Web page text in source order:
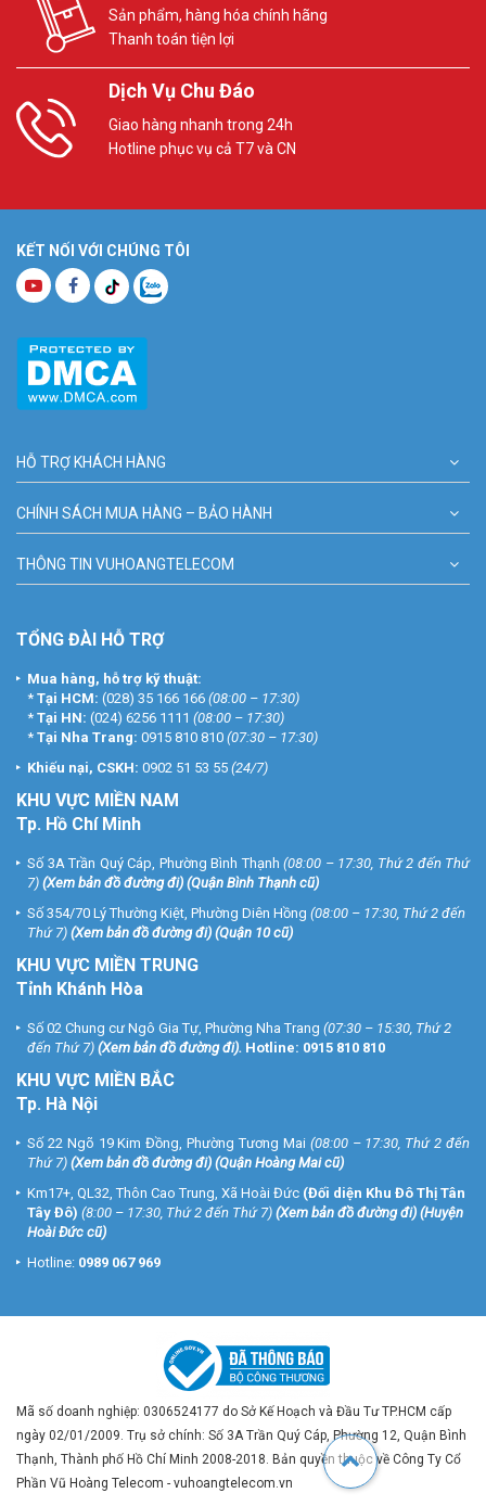
Sản phẩm, hàng hóa chính hãng
Thanh toán tiện lợi
Dịch Vụ Chu Đáo
Giao hàng nhanh trong 24h
Hotline phục vụ cả T7 và CN
KẾT NỐI VỚI CHÚNG TÔI
HỖ TRỢ KHÁCH HÀNG
CHÍNH SÁCH MUA HÀNG – BẢO HÀNH
THÔNG TIN VUHOANGTELECOM
TỔNG ĐÀI HỖ TRỢ
Mua hàng, hỗ trợ kỹ thuật:
* Tại HCM: (028) 35 166 166 (08:00 – 17:30)
* Tại HN: (024) 6256 1111 (08:00 – 17:30)
* Tại Nha Trang: 0915 810 810 (07:30 – 17:30)
Khiếu nại, CSKH: 0902 51 53 55 (24/7)
KHU VỰC MIỀN NAM
Tp. Hồ Chí Minh
Số 3A Trần Quý Cáp, Phường Bình Thạnh (08:00 – 17:30, Thứ 2 đến Thứ
7) (Xem bản đồ đường đi) (Quận Bình Thạnh cũ)
Số 354/70 Lý Thường Kiệt, Phường Diên Hồng (08:00 – 17:30, Thứ 2 đến
Thứ 7) (Xem bản đồ đường đi) (Quận 10 cũ)
KHU VỰC MIỀN TRUNG
Tỉnh Khánh Hòa
Số 02 Chung cư Ngô Gia Tự, Phường Nha Trang (07:30 – 15:30, Thứ 2
đến Thứ 7) (Xem bản đồ đường đi). Hotline: 0915 810 810
KHU VỰC MIỀN BẮC
Tp. Hà Nội
Số 22 Ngõ 19 Kim Đồng, Phường Tương Mai (08:00 – 17:30, Thứ 2 đến
Thứ 7) (Xem bản đồ đường đi) (Quận Hoàng Mai cũ)
Km17+, QL32, Thôn Cao Trung, Xã Hoài Đức (Đối diện Khu Đô Thị Tân
Tây Đô) (8:00 – 17:30, Thứ 2 đến Thứ 7) (Xem bản đồ đường đi) (Huyện
Hoài Đức cũ)
Hotline: 0989 067 969
Mã số doanh nghiệp: 0306524177 do Sở Kế Hoạch và Đầu Tư TP.HCM cấp
ngày 02/01/2009. Trụ sở chính: Số 3A Trần Quý Cáp, Phường 12, Quận Bình
Thạnh, Thành phố Hồ Chí Minh 2008-2018. Bản quyền thuộc về Công Ty Cổ
Phần Vũ Hoàng Telecom - vuhoangtelecom.vn